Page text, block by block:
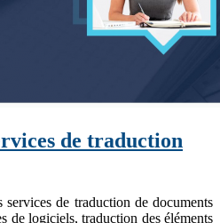
de traduction
de traduction de documents
de logiciels, traduction des éléments